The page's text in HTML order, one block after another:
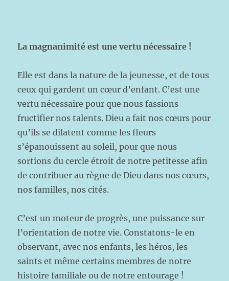
La magnanimité est une vertu nécessaire !
Elle est dans la nature de la jeunesse, et de tous
ceux qui gardent un cœur d’enfant. C’est une
vertu nécessaire pour que nous fassions
fructifier nos talents. Dieu a fait nos cœurs pour
qu’ils se dilatent comme les fleurs
s’épanouissent au soleil, pour que nous
sortions du cercle étroit de notre petitesse afin
de contribuer au règne de Dieu dans nos cœurs,
nos familles, nos cités.
C’est un moteur de progrès, une puissance sur
l’orientation de notre vie. Constatons-le en
observant, avec nos enfants, les héros, les
saints et même certains membres de notre
histoire familiale ou de notre entourage !